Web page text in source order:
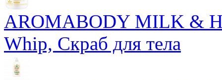
AROMABODY MILK &
Whip, Скраб для тела